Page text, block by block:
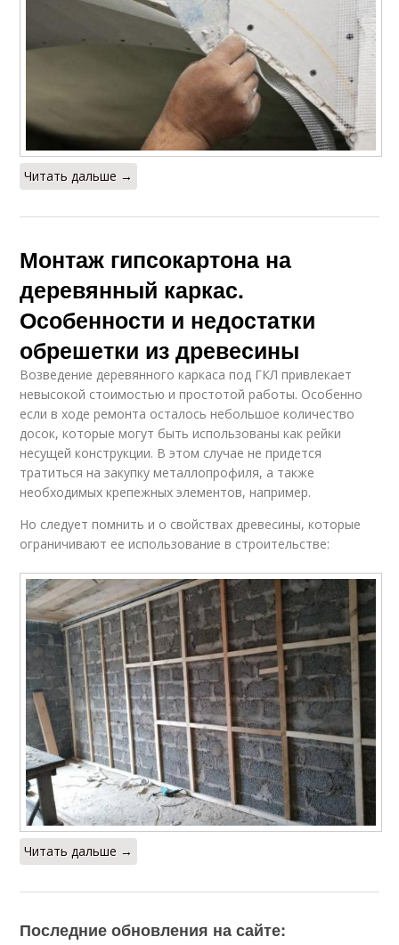
Читать дальше →
Монтаж гипсокартона на
деревянный каркас.
Особенности и недостатки
обрешетки из древесины
Возведение деревянного каркаса под ГКЛ привлекает
невысокой стоимостью и простотой работы. Особенно
если в ходе ремонта осталось небольшое количество
досок, которые могут быть использованы как рейки
несущей конструкции. В этом случае не придется
тратиться на закупку металлопрофиля, а также
необходимых крепежных элементов, например.
Но следует помнить и о свойствах древесины, которые
ограничивают ее использование в строительстве:
Читать дальше →
Последние обновления на сайте: